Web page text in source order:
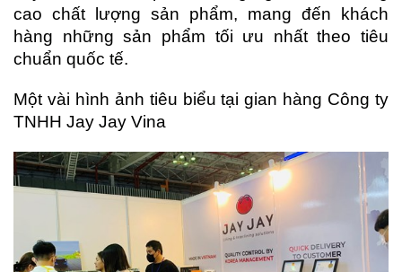
cao chất lượng sản phẩm, mang đến khách
hàng những sản phẩm tối ưu nhất theo tiêu
chuẩn quốc tế.
Một vài hình ảnh tiêu biểu tại gian hàng Công ty
TNHH Jay Jay Vina